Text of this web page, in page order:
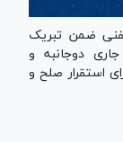
ضمن تبریک
دوجانبه و
استقرار صلح و